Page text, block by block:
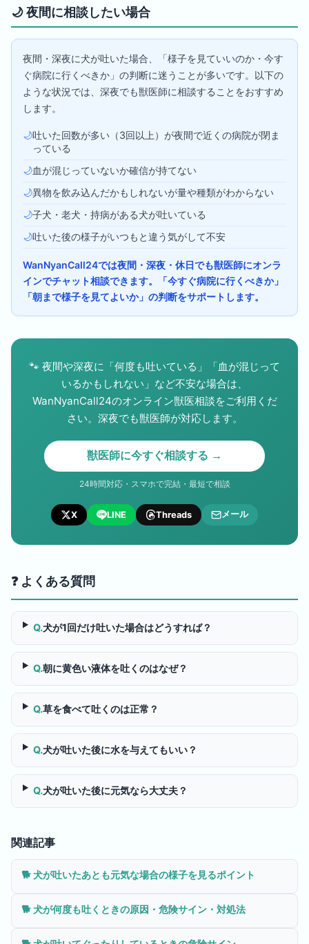
🌙夜間に相談したい場合
夜間・深夜に犬が吐いた場合、「様子を見ていいのか・今す
ぐ病院に行くべきか」の判断に迷うことが多いです。以下の
ような状況では、深夜でも獣医師に相談することをおすすめ
します。
🌙吐いた回数が多い（3回以上）が夜間で近くの病院が閉ま
っている
🌙血が混じっていないか確信が持てない
🌙異物を飲み込んだかもしれないが量や種類がわからない
🌙子犬・老犬・持病がある犬が吐いている
🌙吐いた後の様子がいつもと違う気がして不安
WanNyanCall24では夜間・深夜・休日でも獣医師にオンラ
インでチャット相談できます。「今すぐ病院に行くべきか」
「朝まで様子を見てよいか」の判断をサポートします。
🐾 夜間や深夜に「何度も吐いている」「血が混じって
いるかもしれない」など不安な場合は、
WanNyanCall24のオンライン獣医相談をご利用くだ
さい。深夜でも獣医師が対応します。
獣医師に今すぐ相談する →
24時間対応・スマホで完結・最短で相談
X LINE Threads メール
❓ よくある質問
Q.犬が1回だけ吐いた場合はどうすれば？
Q.朝に黄色い液体を吐くのはなぜ？
Q.草を食べて吐くのは正常？
Q.犬が吐いた後に水を与えてもいい？
Q.犬が吐いた後に元気なら大丈夫？
関連記事
🐕 犬が吐いたあとも元気な場合の様子を見るポイント
🐕 犬が何度も吐くときの原因・危険サイン・対処法